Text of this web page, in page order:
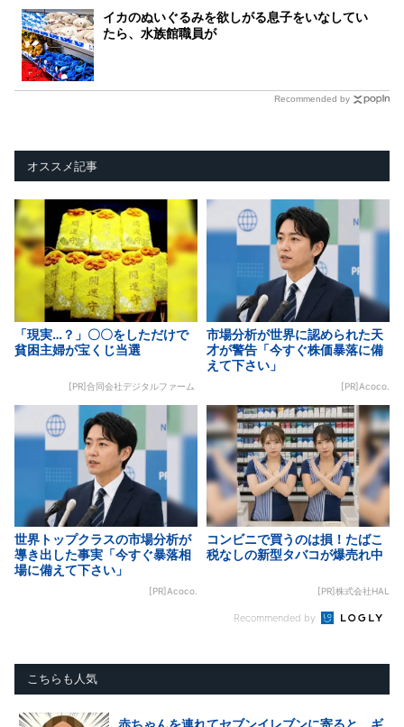
イカのぬいぐるみを欲しがる息子をいなしてい
たら、水族館職員が
Recommended by
オススメ記事
「現実…？」〇〇をしただけで
貧困主婦が宝くじ当選
[PR]合同会社デジタルファーム
市場分析が世界に認められた天
才が警告「今すぐ株価暴落に備
えて下さい」
[PR]Acoco.
世界トップクラスの市場分析が
導き出した事実「今すぐ暴落相
場に備えて下さい」
[PR]Acoco.
コンビニで買うのは損！たばこ
税なしの新型タバコが爆売れ中
[PR]株式会社HAL
Recommended by
こちらも人気